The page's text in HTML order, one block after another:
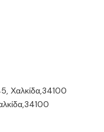
Χαλκίδα,34100